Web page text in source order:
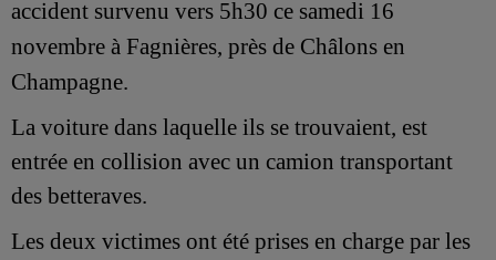
accident survenu vers 5h30 ce samedi 16
novembre à Fagnières, près de Châlons en
Champagne.
La voiture dans laquelle ils se trouvaient, est
entrée en collision avec un camion transportant
des betteraves.
Les deux victimes ont été prises en charge par les